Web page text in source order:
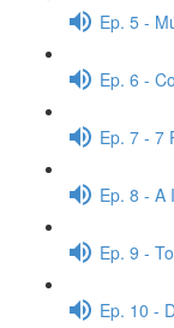
Ep. 5 -
Ep. 6 -
Ep. 7 - 7
Ep. 8 - A
Ep. 9 -
Ep. 10 -